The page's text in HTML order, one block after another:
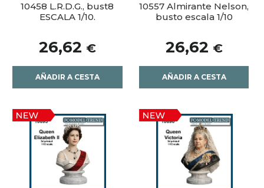
10458 L.R.D.G., bust8
ESCALA 1/10.
26,62 €
AÑADIR A CESTA
10557 Almirante Nelson,
busto escala 1/10
26,62 €
AÑADIR A CESTA